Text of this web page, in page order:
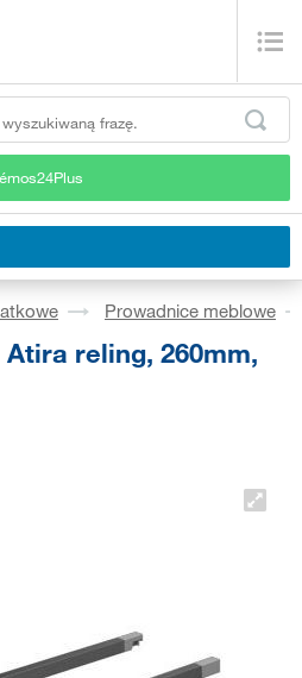
Prowadnice meblowe
Atira reling, 260mm,